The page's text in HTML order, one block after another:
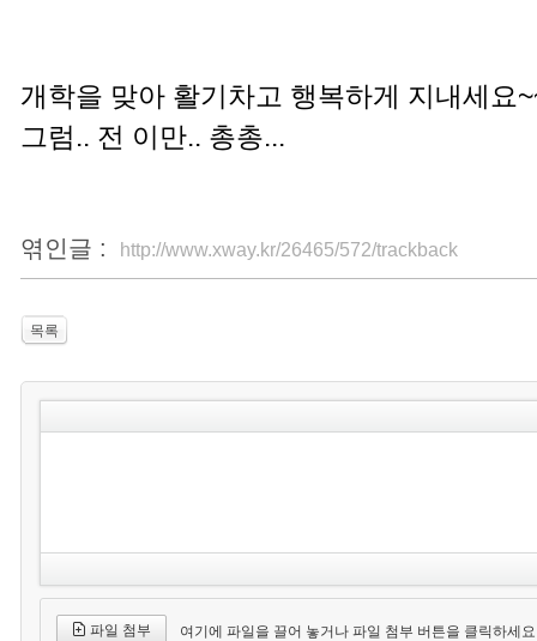
개학을 맞아 활기차고 행복하게 지내세요
그럼.. 전 이만.. 총총...
엮인글 : http://www.xway.kr/26465/572/trackback
목록
파일 첨부 여기에 파일을 끌어 놓거나 파일 첨부 버튼을 클릭하세